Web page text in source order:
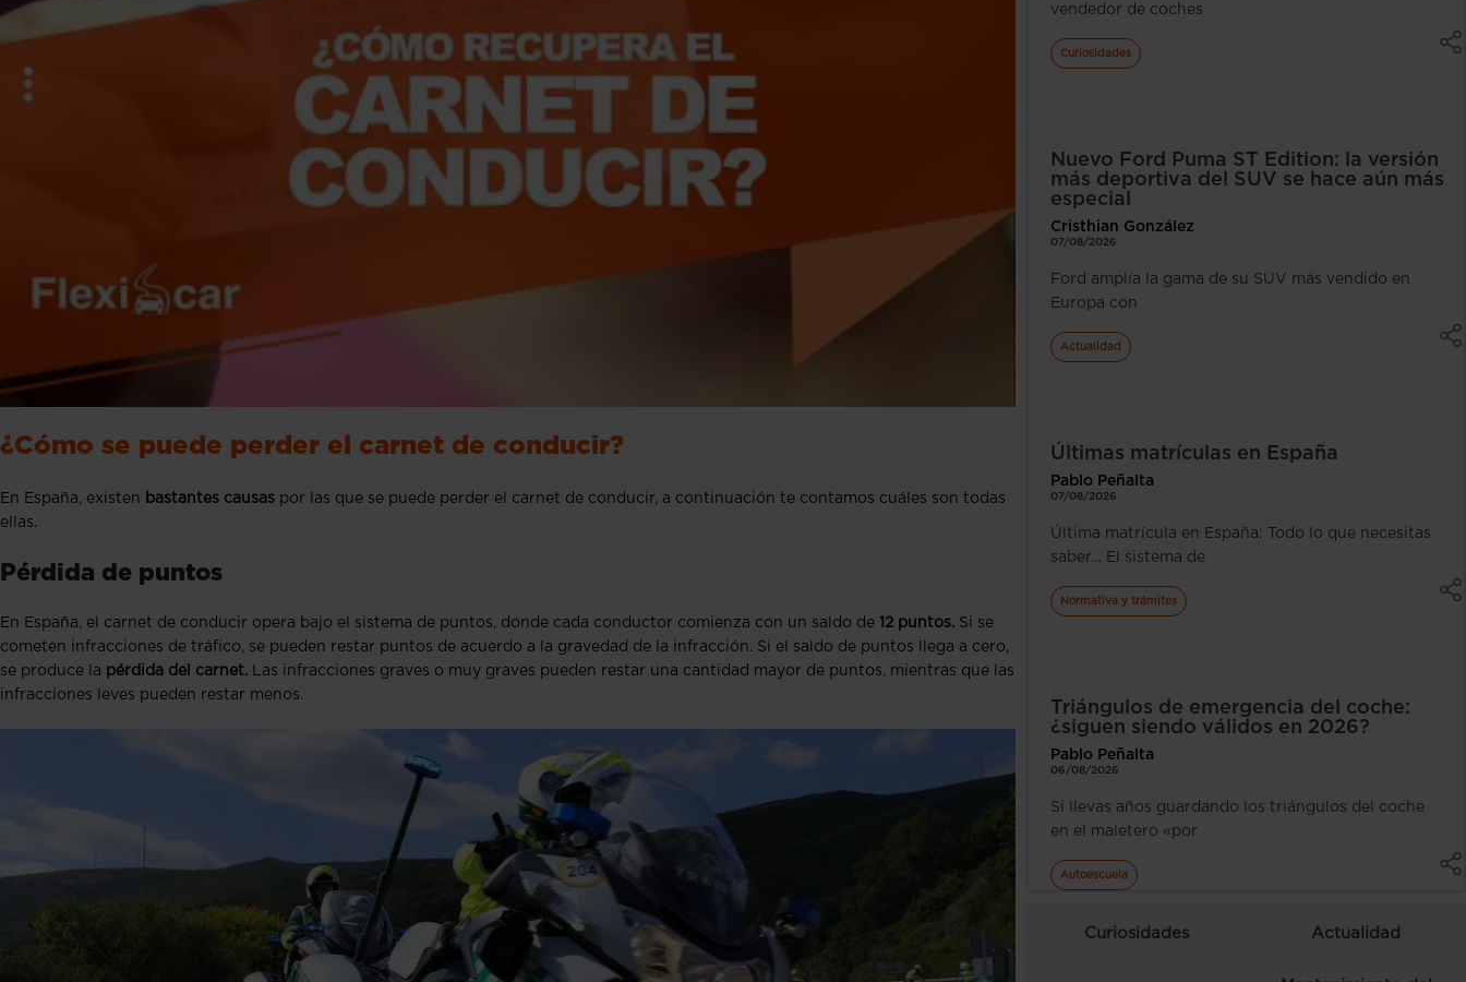
¿Cómo se puede perder el carnet de conducir?
En España, existen bastantes causas por las que se puede perder el carnet de conducir, a continuación te contamos cuáles son todas
ellas.
Pérdida de puntos
En España, el carnet de conducir opera bajo el sistema de puntos, donde cada conductor comienza con un saldo de 12 puntos. Si se
cometen infracciones de tráfico, se pueden restar puntos de acuerdo a la gravedad de la infracción. Si el saldo de puntos llega a cero,
se produce la pérdida del carnet. Las infracciones graves o muy graves pueden restar una cantidad mayor de puntos, mientras que las
infracciones leves pueden restar menos.
vendedor de coches
Curiosidades
Nuevo Ford Puma ST Edition: la versión
más deportiva del SUV se hace aún más
especial
Cristhian González
07/08/2026
Ford amplía la gama de su SUV más vendido en
Europa con
Actualidad
Últimas matrículas en España
Pablo Peñalta
07/08/2026
Última matrícula en España: Todo lo que necesitas
saber… El sistema de
Normativa y trámites
Triángulos de emergencia del coche:
¿siguen siendo válidos en 2026?
Pablo Peñalta
06/08/2026
Si llevas años guardando los triángulos del coche
en el maletero «por
Autoescuela
Curiosidades Actualidad